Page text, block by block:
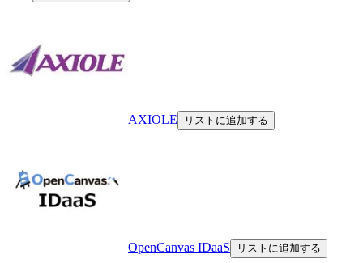
AXIOLE リストに追加する
OpenCanvas IDaaS リストに追加する